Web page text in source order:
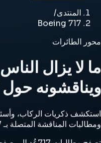
المنتدى/
Boeing 717
محور الطائرات
ما لا يزال
ويناقشونه حول 717
استكشف ذكريات الركاب،
ومطالبات المناقشة المتصلة بـ Boeing 717.